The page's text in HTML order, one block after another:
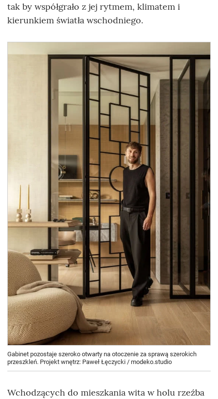
tak by współgrało z jej rytmem, klimatem i
kierunkiem światła wschodniego.
Gabinet pozostaje szeroko otwarty na otoczenie za sprawą szerokich
przeszkleń. Projekt wnętrz: Paweł Łęczycki / modeko.studio
Wchodzących do mieszkania wita w holu rzeźba